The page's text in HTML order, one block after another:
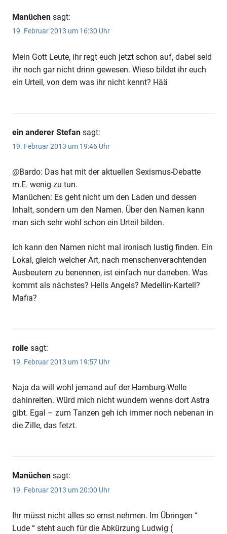
Manüchen sagt:
19. Februar 2013 um 16:30 Uhr
Mein Gott Leute, ihr regt euch jetzt schon auf, dabei seid
ihr noch gar nicht drinn gewesen. Wieso bildet ihr euch
ein Urteil, von dem was ihr nicht kennt? Hää
ein anderer Stefan sagt:
19. Februar 2013 um 19:46 Uhr
@Bardo: Das hat mit der aktuellen Sexismus-Debatte
m.E. wenig zu tun.
Manüchen: Es geht nicht um den Laden und dessen
Inhalt, sondern um den Namen. Über den Namen kann
man sich sehr wohl schon ein Urteil bilden.
Ich kann den Namen nicht mal ironisch lustig finden. Ein
Lokal, gleich welcher Art, nach menschenverachtenden
Ausbeutern zu benennen, ist einfach nur daneben. Was
kommt als nächstes? Hells Angels? Medellin-Kartell?
Mafia?
rolle sagt:
19. Februar 2013 um 19:57 Uhr
Naja da will wohl jemand auf der Hamburg-Welle
dahinreiten. Würd mich nicht wundern wenns dort Astra
gibt. Egal – zum Tanzen geh ich immer noch nebenan in
die Zille, das fetzt.
Manüchen sagt:
19. Februar 2013 um 20:00 Uhr
Ihr müsst nicht alles so ernst nehmen. Im Übringen “
Lude “ steht auch für die Abkürzung Ludwig (